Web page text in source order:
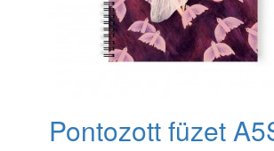
Pontozott füzet